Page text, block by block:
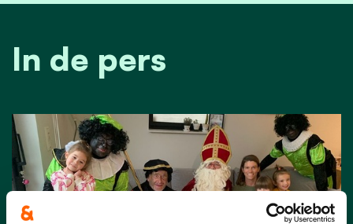
In de pers